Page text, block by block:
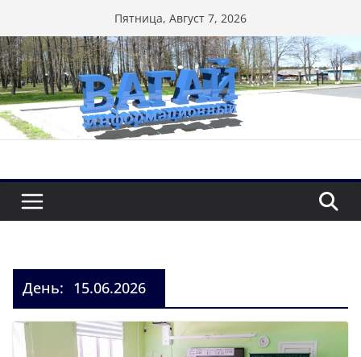
к
содержимому
Пятница, Август 7, 2026
День: 15.06.2026